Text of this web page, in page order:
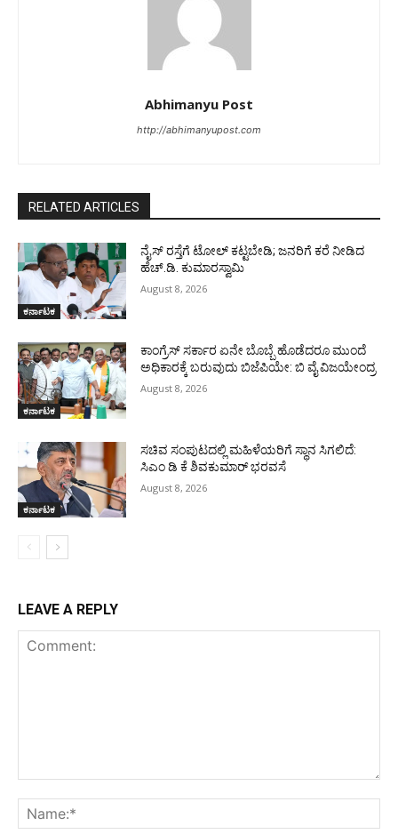
Abhimanyu Post
http://abhimanyupost.com
RELATED ARTICLES
ಕರ್ನಾಟಕ
ನೈಸ್ ರಸ್ತೆಗೆ ಟೋಲ್ ಕಟ್ಟಬೇಡಿ; ಜನರಿಗೆ ಕರೆ ನೀಡಿದ
ಹೆಚ್.ಡಿ. ಕುಮಾರಸ್ವಾಮಿ
August 8, 2026
ಕರ್ನಾಟಕ
ಕಾಂಗ್ರೆಸ್ ಸರ್ಕಾರ ಏನೇ ಬೊಬ್ಬೆ ಹೊಡೆದರೂ ಮುಂದೆ
ಅಧಿಕಾರಕ್ಕೆ ಬರುವುದು ಬಿಜೆಪಿಯೇ: ಬಿ ವೈ ವಿಜಯೇಂದ್ರ
August 8, 2026
ಕರ್ನಾಟಕ
ಸಚಿವ ಸಂಪುಟದಲ್ಲಿ ಮಹಿಳೆಯರಿಗೆ ಸ್ಥಾನ ಸಿಗಲಿದೆ:
ಸಿಎಂ ಡಿ ಕೆ ಶಿವಕುಮಾರ್ ಭರವಸೆ
August 8, 2026
LEAVE A REPLY